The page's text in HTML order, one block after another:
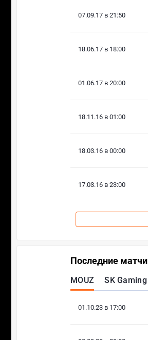
07.09.17 в 21:50
18.06.17 в 18:00
01.06.17 в 20:00
18.11.16 в 01:00
18.03.16 в 00:00
17.03.16 в 23:00
Последние матчи
MOUZ SK Gaming
01.10.23 в 17:00